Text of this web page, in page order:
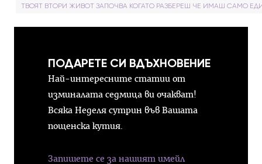
ТВОЯТ ВТОРИ ЖИВОТ ЗАПОЧВА КОГАТО РАЗБЕРЕШ ЧЕ ИМАШ САМО
ПОДАРЕТЕ СИ ВДЪХНОВЕНИЕ
Най-интересните статии от
изминалата седмица ви очакват!
Всяка Неделя сутрин във Вашата
пощенска кутия.
Запишете се за нашият имейл